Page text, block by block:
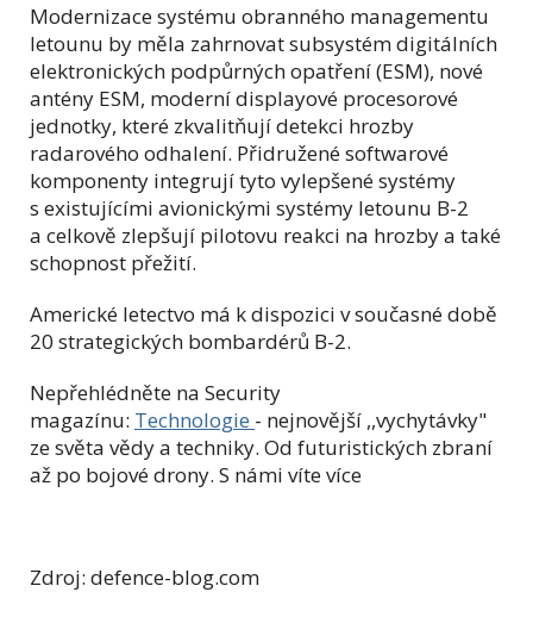
Modernizace systému obranného managementu
letounu by měla zahrnovat subsystém digitálních
elektronických podpůrných opatření (ESM), nové
antény ESM, moderní displayové procesorové
jednotky, které zkvalitňují detekci hrozby
radarového odhalení. Přidružené softwarové
komponenty integrují tyto vylepšené systémy
s existujícími avionickými systémy letounu B-2
a celkově zlepšují pilotovu reakci na hrozby a také
schopnost přežití.
Americké letectvo má k dispozici v současné době
20 strategických bombardérů B-2.
Nepřehlédněte na Security
magazínu: Technologie - nejnovější ,,vychytávky"
ze světa vědy a techniky. Od futuristických zbraní
až po bojové drony. S námi víte více
Zdroj: defence-blog.com